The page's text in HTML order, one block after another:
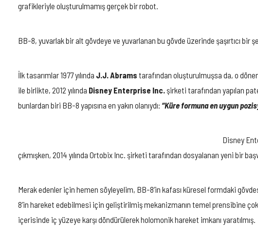
grafikleriyle oluşturulmamış gerçek bir robot.
BB-8, yuvarlak bir alt gövdeye ve yuvarlanan bu gövde üzerinde şaşırtıcı
İlk tasarımlar 1977 yılında J.J. Abrams tarafından oluşturulmuşsa da, o
ile birlikte, 2012 yılında Disney Enterprise Inc. şirketi tarafından yapılan
bunlardan biri BB-8 yapısına en yakın olanıydı: “Küre formuna en uygun
Disney
çıkmışken, 2014 yılında Ortobix Inc. şirketi tarafından dosyalanan yeni bir
Merak edenler için hemen söyleyelim, BB-8’in kafası küresel formdaki
8’in hareket edebilmesi için geliştirilmiş mekanizmanın temel prensibine
içerisinde iç yüzeye karşı döndürülerek holomonik hareket imkanı yaratılmış.